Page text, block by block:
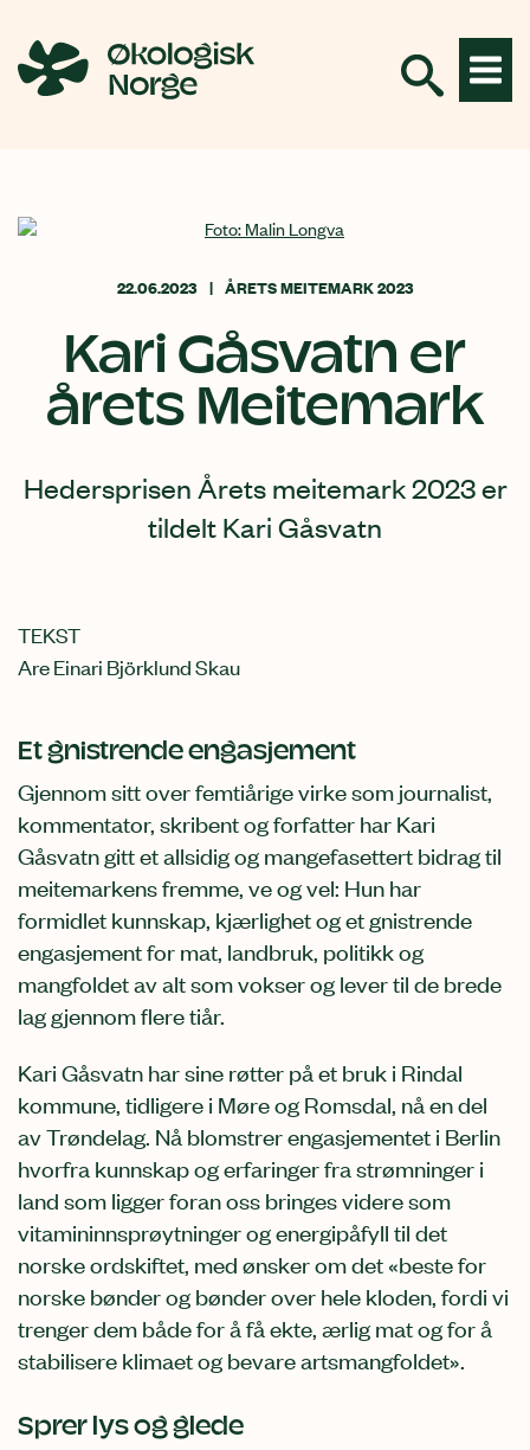
innhold
22.06.2023 ÅRETS MEITEMARK 2023
Kari Gåsvatn er
årets Meitemark
Hedersprisen Årets meitemark 2023 er
tildelt Kari Gåsvatn
TEKST
Are Einari Björklund Skau
Et gnistrende engasjement
Gjennom sitt over femtiårige virke som journalist,
kommentator, skribent og forfatter har Kari
Gåsvatn gitt et allsidig og mangefasettert bidrag til
meitemarkens fremme, ve og vel: Hun har
formidlet kunnskap, kjærlighet og et gnistrende
engasjement for mat, landbruk, politikk og
mangfoldet av alt som vokser og lever til de brede
lag gjennom flere tiår.
Kari Gåsvatn har sine røtter på et bruk i Rindal
kommune, tidligere i Møre og Romsdal, nå en del
av Trøndelag. Nå blomstrer engasjementet i Berlin
hvorfra kunnskap og erfaringer fra strømninger i
land som ligger foran oss bringes videre som
vitamininnsprøytninger og energipåfyll til det
norske ordskiftet, med ønsker om det «beste for
norske bønder og bønder over hele kloden, fordi vi
trenger dem både for å få ekte, ærlig mat og for å
stabilisere klimaet og bevare artsmangfoldet».
Sprer lys og glede